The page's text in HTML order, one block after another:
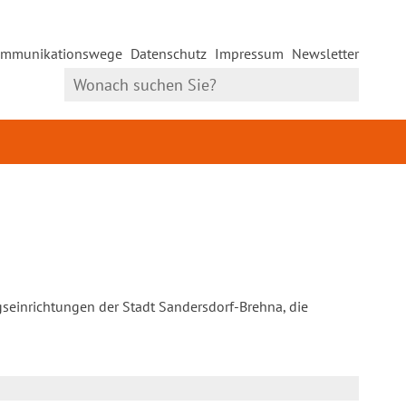
Datenschutz Impressum Newsletter
der Stadt Sandersdorf-Brehna, die